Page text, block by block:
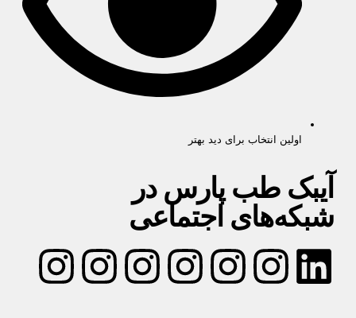
اولین انتخاب برای دید بهتر
آیبک طب پارس در
شبکه‌های اجتماعی